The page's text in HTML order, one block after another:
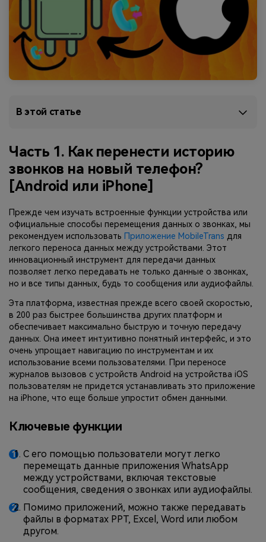
Перенос плейлистов
НОВИНКА
Переносите музыкальные
плейлисты с одного потокового
Mutsapper
Передавайте данные WhatsApp &
WhatsApp Business без сброса
настроек к заводским.
Приложение MobileTrans
Передавайте данные смартфона,
данные WhatsApp и файлы между
устройствами.
В этой статье
Часть 1. Как перенести историю
звонков на новый телефон?
[Android или iPhone]
Прежде чем изучать встроенные функции устройства или
официальные способы перемещения данных о звонках, мы
рекомендуем использовать Приложение MobileTrans для
легкого переноса данных между устройствами. Этот
инновационный инструмент для передачи данных
позволяет легко передавать не только данные о звонках,
но и все типы данных, будь то сообщения или аудиофайлы.
Эта платформа, известная прежде всего своей скоростью,
в 200 раз быстрее большинства других платформ и
обеспечивает максимально быструю и точную передачу
данных. Она имеет интуитивно понятный интерфейс, и это
очень упрощает навигацию по инструментам и их
использование всеми пользователями. При переносе
журналов вызовов с устройств Android на устройства iOS
пользователям не придется устанавливать это приложение
на iPhone, что еще больше упростит обмен данными.
Ключевые функции
С его помощью пользователи могут легко
перемещать данные приложения WhatsApp
между устройствами, включая текстовые
сообщения, сведения о звонках или аудиофайлы.
Помимо приложений, можно также передавать
файлы в форматах PPT, Excel, Word или любом
другом.